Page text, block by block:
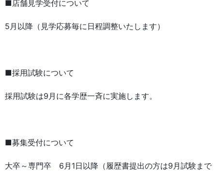
■店舗見学受付について
5月以降（見学応募毎に日程調整いたします）
■採用試験について
採用試験は9月に各学歴一斉に実施します。
■募集受付について
大卒～専門卒 6月1日以降（履歴書提出の方は9月試験まで